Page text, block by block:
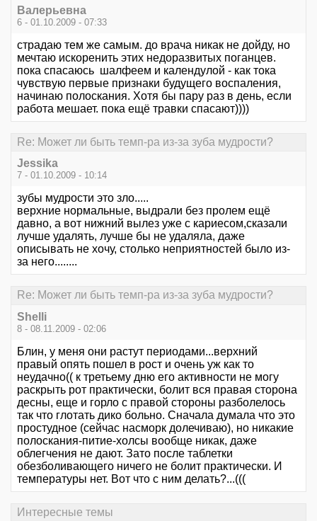
Валерьевна
6 - 01.10.2009 - 07:33
страдаю тем же самым. до врача никак не дойду, но
мечтаю искоренить этих недоразвитых поганцев.
пока спасаюсь шалфеем и календулой - как тока
чувствую первые признаки будущего воспаления,
начинаю полоскания. Хотя бы пару раз в день, если
работа мешает. пока ещё травки спасают))))
Re: Может ли быть темп-ра из-за зуба мудрости?
Jessika
7 - 01.10.2009 - 10:14
зубы мудрости это зло.....
верхние нормальные, выдрали без пролем ещё
давно, а вот нижний вылез уже с кариесом,сказали
лучше удалять, лучше бы не удаляла, даже
описывать не хочу, столько неприятностей было из-
за него........
Re: Может ли быть темп-ра из-за зуба мудрости?
Shelli
8 - 08.11.2009 - 02:06
Блин, у меня они растут периодами...верхний
правый опять пошел в рост и очень уж как то
неудачно(( к третьему дню его активности не могу
раскрыть рот практически, болит вся правая сторона
десны, еще и горло с правой стороны разболелось
так что глотать дико больно. Сначала думала что это
простудное (сейчас насморк долечиваю), но никакие
полоскания-питие-холсы вообще никак, даже
облегчения не дают. Зато после таблетки
обезболивающего ничего не болит практически. И
температуры нет. Вот что с ним делать?...(((
Интересные темы